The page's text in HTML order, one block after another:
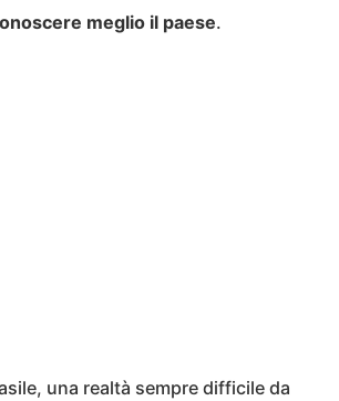
meglio il paese.
una realtà sempre difficile da